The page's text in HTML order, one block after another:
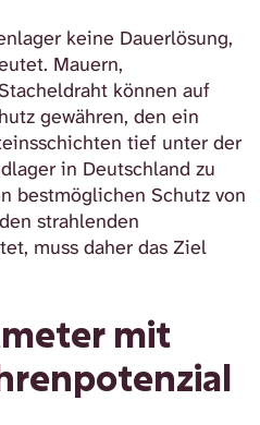
keine Dauerlösung,
Mauern,
können auf
gewähren, den ein
tief unter der
in Deutschland zu
bestmöglichen Schutz von
strahlenden
muss daher das Ziel
mit